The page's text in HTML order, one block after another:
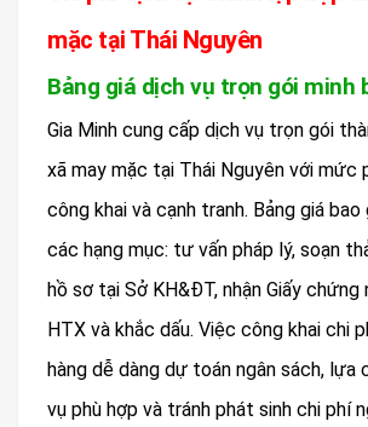
mặc tại Thái Nguyên
Bảng giá dịch vụ trọn gói minh
Gia Minh cung cấp dịch vụ trọn gói
xã may mặc tại Thái Nguyên với mức
công khai và cạnh tranh. Bảng giá
các hạng mục: tư vấn pháp lý, soạn
hồ sơ tại Sở KH&ĐT, nhận Giấy chứng
HTX và khắc dấu. Việc công khai chi
hàng dễ dàng dự toán ngân sách, lựa
vụ phù hợp và tránh phát sinh chi phí